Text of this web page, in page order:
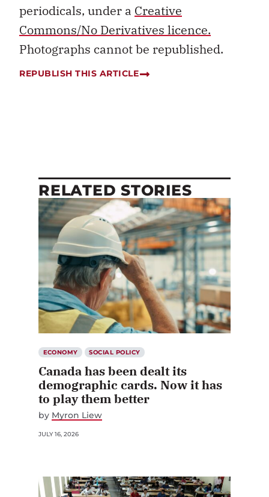
periodicals, under a Creative
Commons/No Derivatives licence.
Photographs cannot be republished.
REPUBLISH THIS ARTICLE
RELATED STORIES
ECONOMY SOCIAL POLICY
Canada has been dealt its
demographic cards. Now it has
to play them better
by Myron Liew
JULY 16, 2026